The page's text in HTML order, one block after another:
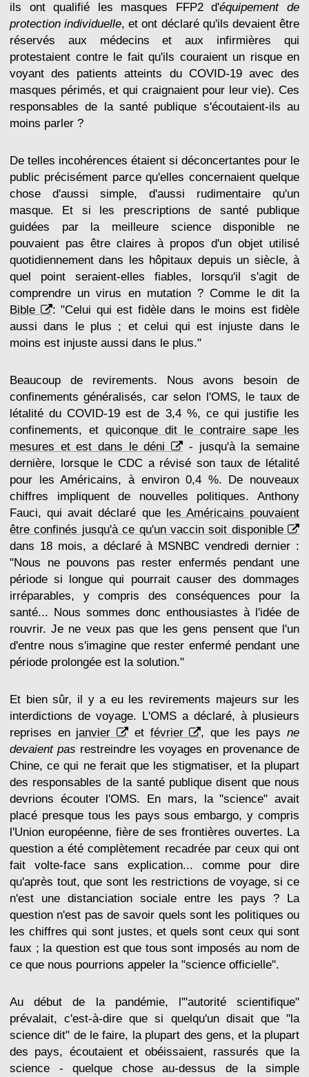
ils ont qualifié les masques FFP2 d'équipement de
protection individuelle, et ont déclaré qu'ils devaient être
réservés aux médecins et aux infirmières qui
protestaient contre le fait qu'ils couraient un risque en
voyant des patients atteints du COVID-19 avec des
masques périmés, et qui craignaient pour leur vie). Ces
responsables de la santé publique s'écoutaient-ils au
moins parler ?
De telles incohérences étaient si déconcertantes pour le
public précisément parce qu'elles concernaient quelque
chose d'aussi simple, d'aussi rudimentaire qu'un
masque. Et si les prescriptions de santé publique
guidées par la meilleure science disponible ne
pouvaient pas être claires à propos d'un objet utilisé
quotidiennement dans les hôpitaux depuis un siècle, à
quel point seraient-elles fiables, lorsqu'il s'agit de
comprendre un virus en mutation ? Comme le dit la
Bible
: "Celui qui est fidèle dans le moins est fidèle
aussi dans le plus ; et celui qui est injuste dans le
moins est injuste aussi dans le plus."
Beaucoup de revirements. Nous avons besoin de
confinements généralisés, car selon l'OMS, le taux de
létalité du COVID-19 est de 3,4 %, ce qui justifie les
confinements, et quiconque dit le contraire sape les
mesures et est dans le déni
- jusqu'à la semaine
dernière, lorsque le CDC a révisé son taux de létalité
pour les Américains, à environ 0,4 %. De nouveaux
chiffres impliquent de nouvelles politiques. Anthony
Fauci, qui avait déclaré que les Américains pouvaient
être confinés jusqu'à ce qu'un vaccin soit disponible
dans 18 mois, a déclaré à MSNBC vendredi dernier :
"Nous ne pouvons pas rester enfermés pendant une
période si longue qui pourrait causer des dommages
irréparables, y compris des conséquences pour la
santé... Nous sommes donc enthousiastes à l'idée de
rouvrir. Je ne veux pas que les gens pensent que l'un
d'entre nous s'imagine que rester enfermé pendant une
période prolongée est la solution."
Et bien sûr, il y a eu les revirements majeurs sur les
interdictions de voyage. L'OMS a déclaré, à plusieurs
reprises en janvier et février , que les paysne
devaient pas restreindre les voyages en provenance de
Chine, ce qui ne ferait que les stigmatiser, et la plupart
des responsables de la santé publique disent que nous
devrions écouter l'OMS. En mars, la "science" avait
placé presque tous les pays sous embargo, y compris
l'Union européenne, fière de ses frontières ouvertes. La
question a été complètement recadrée par ceux qui ont
fait volte-face sans explication... comme pour dire
qu'après tout, que sont les restrictions de voyage, si ce
n'est une distanciation sociale entre les pays ? La
question n'est pas de savoir quels sont les politiques ou
les chiffres qui sont justes, et quels sont ceux qui sont
faux ; la question est que tous sont imposés au nom de
ce que nous pourrions appeler la "science officielle".
Au début de la pandémie, l'"autorité scientifique"
prévalait, c'est-à-dire que si quelqu'un disait que "la
science dit" de le faire, la plupart des gens, et la plupart
des pays, écoutaient et obéissaient, rassurés que la
science - quelque chose au-dessus de la simple